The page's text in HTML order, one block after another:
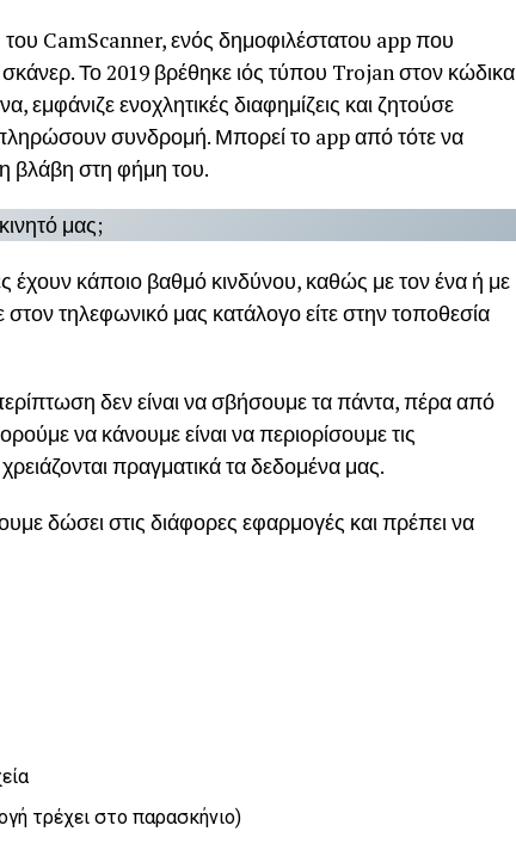
του CamScanner, ενός δημοφιλέστατου app που
σκάνερ. Το 2019 βρέθηκε ιός τύπου Trojan στον κώδικα
εμφάνιζε ενοχλητικές διαφημίζεις και ζητούσε
συνδρομή. Μπορεί το app από τότε να
βλάβη στη φήμη του.
μας;
έχουν κάποιο βαθμό κινδύνου, καθώς με τον ένα ή με
τηλεφωνικό μας κατάλογο είτε στην τοποθεσία
δεν είναι να σβήσουμε τα πάντα, πέρα από
να κάνουμε είναι να περιορίσουμε τις
πραγματικά τα δεδομένα μας.
δώσει στις διάφορες εφαρμογές και πρέπει να
τρέχει στο παρασκήνιο)